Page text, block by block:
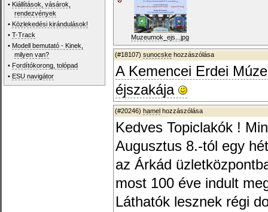
• Kiállítások, vásárok,
rendezvények
• Közlekedési kirándulások!
•T-Track
• Modell bemutató - Kinek,
milyen van?
• Fordítókorong, tolópad
• ESU navigátor
Muzeumok_ejs...jpg
(#18107) sunocske hozzászólása
A Kemencei Erdei
éjszakája
(#20246) hamel hozzászólása
Kedves Topiclakók !
Augusztus 8.-tól egy
az Árkád
most 100 éve indult
Láthatók lesznek régi